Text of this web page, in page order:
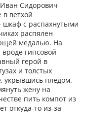
Сидорович
в ветхой
шкаф с распахнутыми
распялен
медалью. На
гипсовой
герой в
и толстых
укрывшись пледом.
жену на
пить компот из
откуда-то из-за